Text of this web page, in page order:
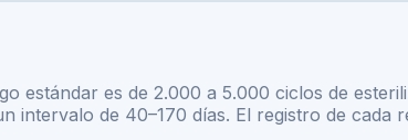
estándar es de 2.000 a 5.000 ciclos de
intervalo de 40–170 días. El registro de cada